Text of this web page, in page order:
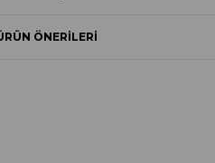
ÖNERILERI